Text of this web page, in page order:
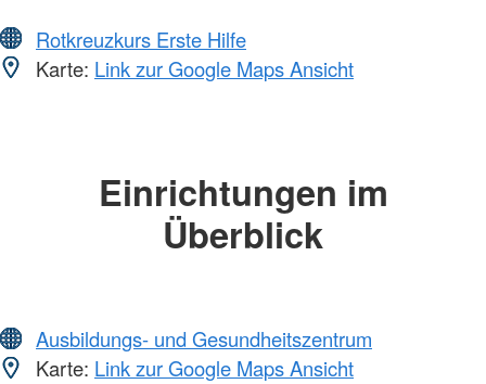
Rotkreuzkurs Erste Hilfe
Karte: Link zur Google Maps Ansicht
Einrichtungen im
Überblick
Ausbildungs- und Gesundheitszentrum
Karte: Link zur Google Maps Ansicht